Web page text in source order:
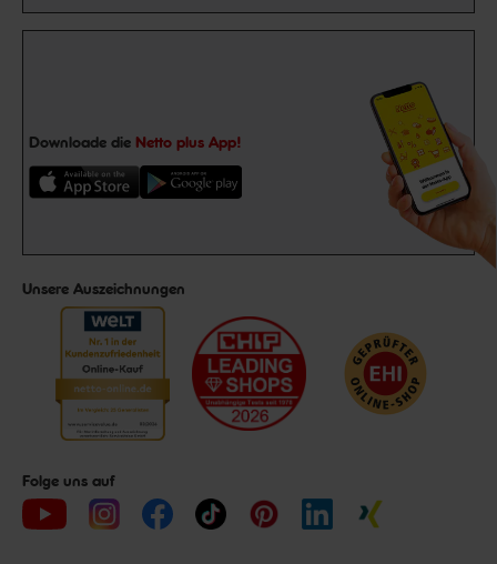
Downloade die Netto plus App!
Unsere Auszeichnungen
Folge uns auf